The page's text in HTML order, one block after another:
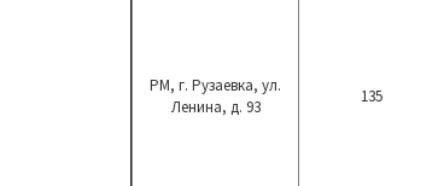
РМ, г. Рузаевка, ул.
Ленина, д. 93
135